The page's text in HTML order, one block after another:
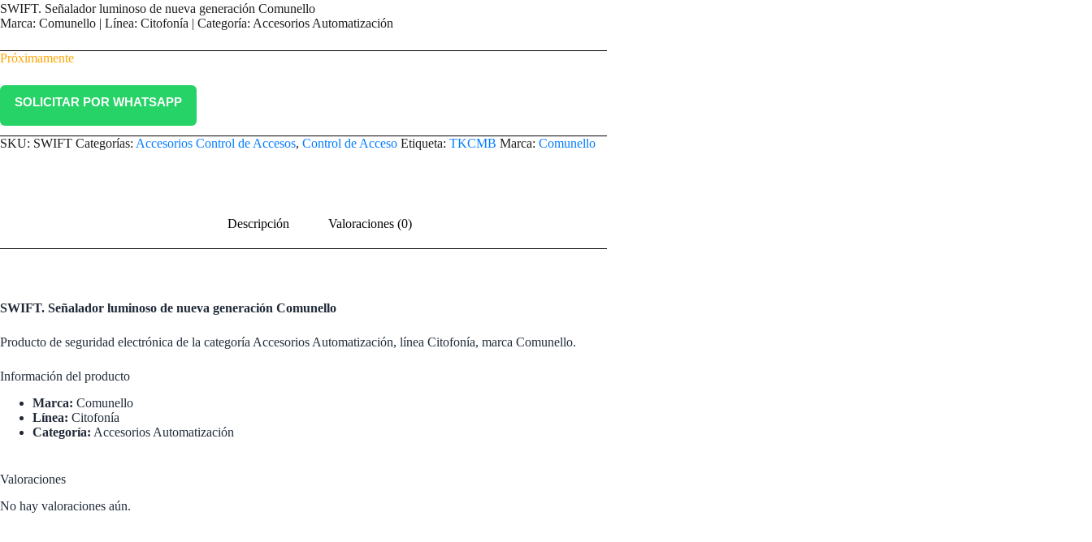
SWIFT. Señalador luminoso de nueva generación Comunello
Marca: Comunello | Línea: Citofonía | Categoría: Accesorios Automatización
Próximamente
SOLICITAR POR WHATSAPP
SKU: SWIFT Categorías: Accesorios Control de Accesos, Control de Acceso Etiqueta: TKCMB Marca: Comunello
Descripción Valoraciones (0)
SWIFT. Señalador luminoso de nueva generación Comunello
Producto de seguridad electrónica de la categoría Accesorios Automatización, línea Citofonía, marca Comunello.
Información del producto
Marca: Comunello
Línea: Citofonía
Categoría: Accesorios Automatización
Valoraciones
No hay valoraciones aún.